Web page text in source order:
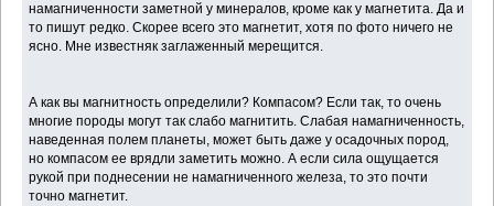
намагниченности заметной у минералов, кроме как у магнетита. Да и
то пишут редко. Скорее всего это магнетит, хотя по фото ничего не
ясно. Мне известняк заглаженный мерещится.
А как вы магнитность определили? Компасом? Если так, то очень
многие породы могут так слабо магнитить. Слабая намагниченность,
наведенная полем планеты, может быть даже у осадочных пород,
но компасом ее врядли заметить можно. А если сила ощущается
рукой при поднесении не намагниченного железа, то это почти
точно магнетит.